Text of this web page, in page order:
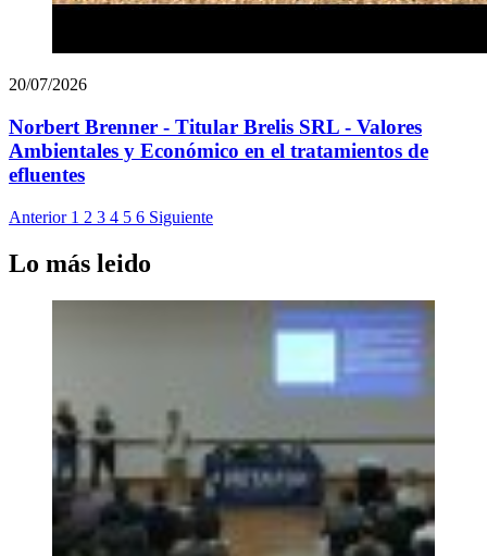
20/07/2026
Norbert Brenner - Titular Brelis SRL - Valores
Ambientales y Económico en el tratamientos de
efluentes
Anterior 1 2 3 4 5 6 Siguiente
Lo más leido